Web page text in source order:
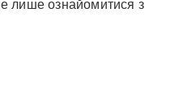
лише ознайомитися з